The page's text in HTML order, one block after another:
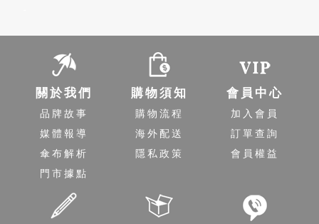
關於我們
品牌故事
媒體報導
傘布解析
門市據點
購物須知
購物流程
海外配送
隱私政策
會員中心
加入會員
訂單查詢
會員權益